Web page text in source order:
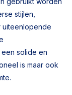
stijlen,
solide en
is maar ook